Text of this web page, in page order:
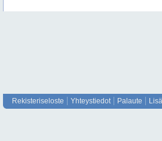
Rekisteriseloste Yhteystiedot Palaute